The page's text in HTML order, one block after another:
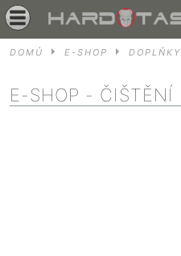
DOMŮ E-SHOP DOPLŇKY
E-SHOP - ČIŠTĚNÍ